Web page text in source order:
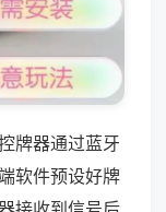
牌器通过蓝牙
软件预设好牌